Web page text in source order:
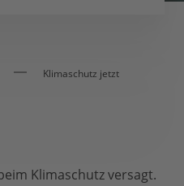
Klimaschutz jetzt
Klimaschutz versagt.